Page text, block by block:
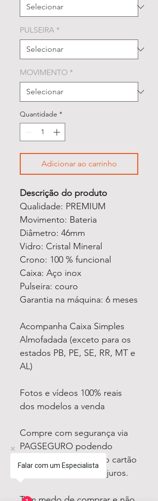
PULSEIRA *
MOVIMENTO *
Quantidade *
Adicionar ao carrinho
Descrição do produto
Qualidade: PREMIUM
Movimento: Bateria
Diâmetro: 46mm
Vidro: Cristal Mineral
Crono: 100 % funcional
Caixa: Aço inox
Pulseira: couro
Garantia na máquina: 6 meses
Acompanha Caixa Simples
Almofadada (exceto para os
estados PB, PE, SE, RR, MT e
AL)
Fotos e vídeos 100% reais
dos modelos a venda
Compre com segurança via
PAGSEGURO podendo
parcelar em até 12x no cartão
sendo em até 4x sem juros.
Falar com um Especialista